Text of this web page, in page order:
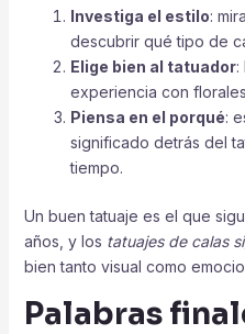
Investiga el estilo:
descubrir qué tipo de
Elige bien al tatuador:
experiencia con
Piensa en el porqué:
significado detrás del
tiempo.
Un buen tatuaje es el que
años, y los tatuajes de calas
bien tanto visual como
Palabras